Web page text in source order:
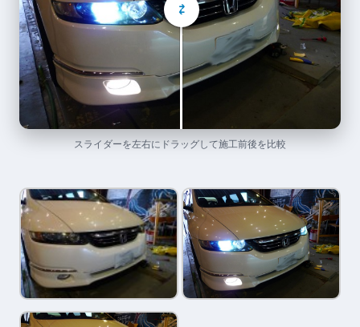
⇄
スライダーを左右にドラッグして施工前後を比較